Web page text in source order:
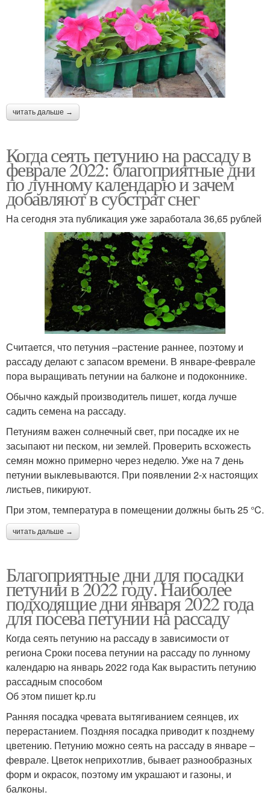
читать дальше →
Когда сеять петунию на рассаду в
феврале 2022: благоприятные дни
по лунному календарю и зачем
добавляют в субстрат снег
На сегодня эта публикация уже заработала 36,65 рублей
Считается, что петуния –растение раннее, поэтому и
рассаду делают с запасом времени. В январе-феврале
пора выращивать петунии на балконе и подоконнике.
Обычно каждый производитель пишет, когда лучше
садить семена на рассаду.
Петуниям важен солнечный свет, при посадке их не
засыпают ни песком, ни землей. Проверить всхожесть
семян можно примерно через неделю. Уже на 7 день
петунии выклевываются. При появлении 2-х настоящих
листьев, пикируют.
При этом, температура в помещении должны быть 25 °C.
читать дальше →
Благоприятные дни для посадки
петунии в 2022 году. Наиболее
подходящие дни января 2022 года
для посева петунии на рассаду
Когда сеять петунию на рассаду в зависимости от
региона Сроки посева петунии на рассаду по лунному
календарю на январь 2022 года Как вырастить петунию
рассадным способом
Об этом пишет kp.ru
Ранняя посадка чревата вытягиванием сеянцев, их
перерастанием. Поздняя посадка приводит к позднему
цветению. Петунию можно сеять на рассаду в январе –
феврале. Цветок неприхотлив, бывает разнообразных
форм и окрасок, поэтому им украшают и газоны, и
балконы.